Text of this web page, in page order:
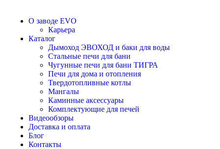
О заводе EVO
Карьера
Каталог
Дымоход ЭВОХОД и баки для воды
Стальные печи для бани
Чугунные печи для бани ТИГРА
Печи для дома и отопления
Твердотопливные котлы
Мангалы
Каминные аксессуары
Комплектующие для печей
Видеообзоры
Доставка и оплата
Блог
Контакты